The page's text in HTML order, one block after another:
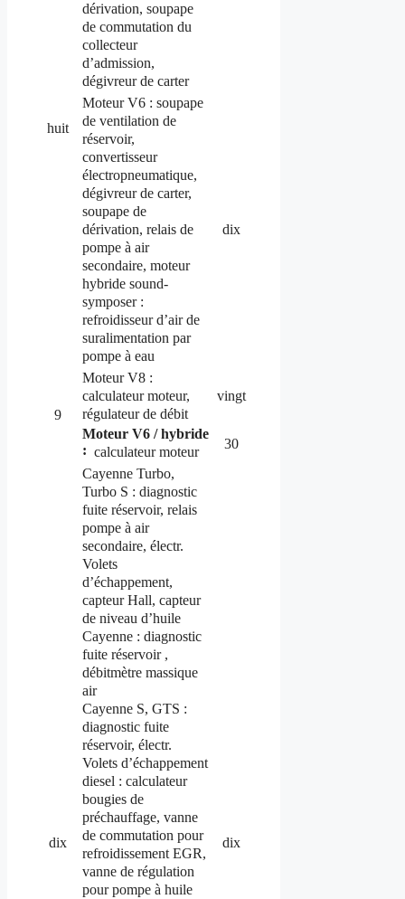
huit
dérivation, soupape
de commutation du
collecteur
d’admission,
dégivreur de carter
Moteur V6 : soupape
de ventilation de
réservoir,
convertisseur
électropneumatique,
dégivreur de carter,
soupape de
dérivation, relais de
pompe à air
secondaire, moteur
hybride sound-
symposer :
refroidisseur d’air de
suralimentation par
pompe à eau
dix
9
Moteur V8 :
calculateur moteur,
régulateur de débit
vingt
Moteur V6 / hybride
: calculateur moteur
30
dix
Cayenne Turbo,
Turbo S : diagnostic
fuite réservoir, relais
pompe à air
secondaire, électr.
Volets
d’échappement,
capteur Hall, capteur
de niveau d’huile
Cayenne : diagnostic
fuite réservoir ,
débitmètre massique
air
Cayenne S, GTS :
diagnostic fuite
réservoir, électr.
Volets d’échappement
diesel : calculateur
bougies de
préchauffage, vanne
de commutation pour
refroidissement EGR,
vanne de régulation
pour pompe à huile
dix